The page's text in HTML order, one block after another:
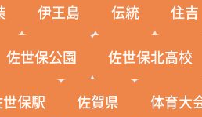
伊王島 伝統 住吉
佐世保公園 佐世保北高校
保駅 佐賀県 体育大